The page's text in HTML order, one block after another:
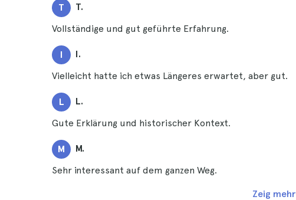
T T.
Vollständige und gut geführte Erfahrung.
I I.
Vielleicht hatte ich etwas Längeres erwartet, aber gut.
L L.
Gute Erklärung und historischer Kontext.
M M.
Sehr interessant auf dem ganzen Weg.
Zeig mehr